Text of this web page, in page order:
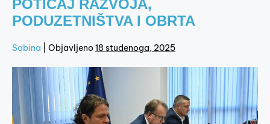
POTICAJ RAZVOJA,
PODUZETNIŠTVA I OBRTA
Sabina Objavljeno 18 studenoga, 2025